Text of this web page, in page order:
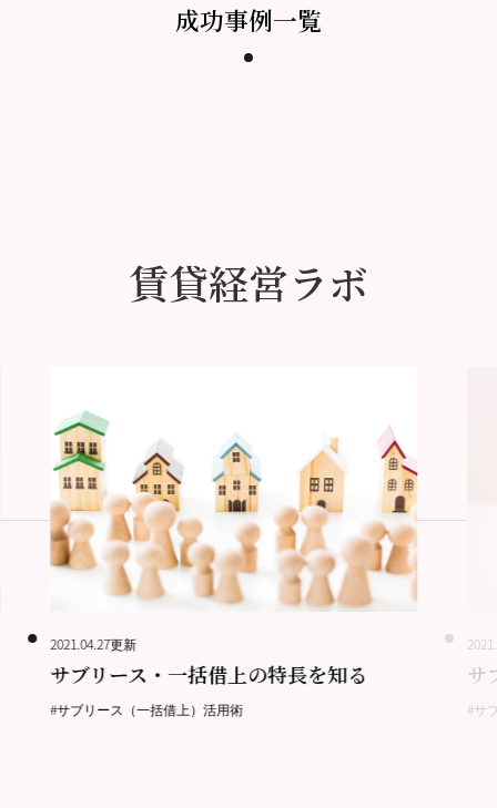
成功事例一覧
賃貸経営ラボ
2021.04.27更新
サブリース・一括借上の特長を知る
#サブリース（一括借上）活用術
サ
#サ